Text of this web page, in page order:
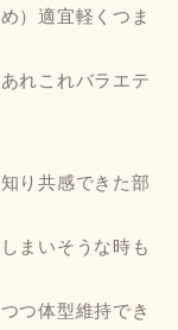
）適宜軽くつま
れこれバラエテ
り共感できた部
まいそうな時も
つ体型維持でき